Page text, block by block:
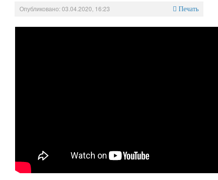
Персональные данные
Оценка регулирующего воздействия
Городское поселение
Опубликовано: 03.04.2020, 16:23 Печать